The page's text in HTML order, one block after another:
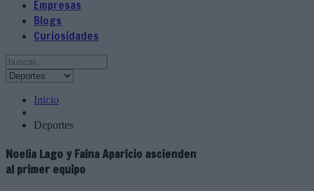
Empresas
Blogs
Curiosidades
Inicio
Deportes
Noelia Lago y Faina Aparicio ascienden
al primer equipo